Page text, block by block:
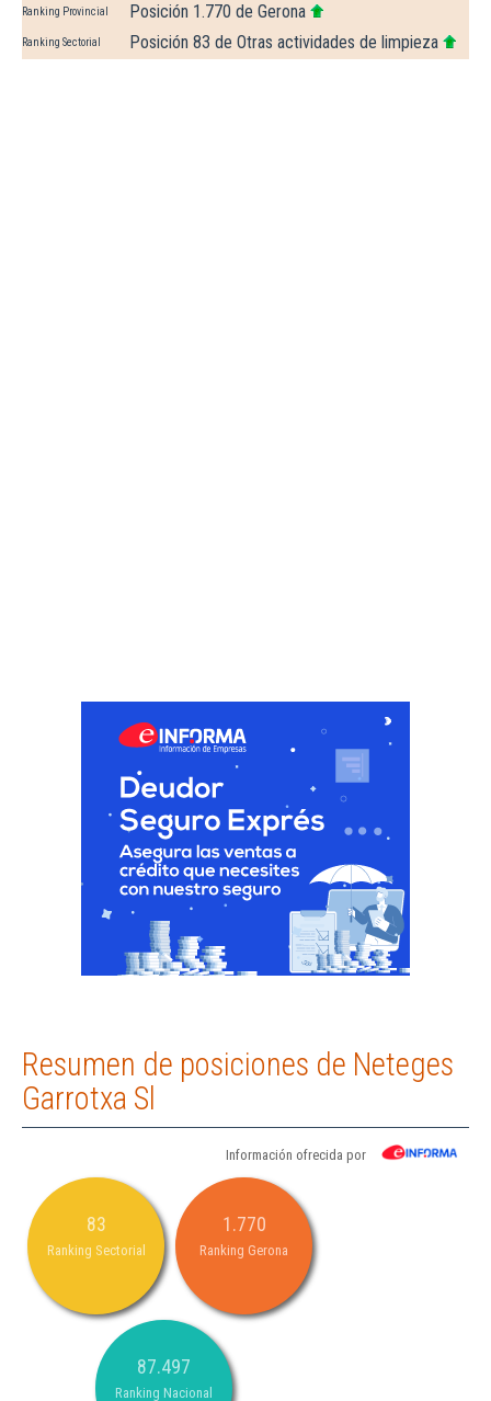
Ranking Provincial Posición 1.770 de Gerona
Ranking Sectorial Posición 83 de Otras actividades de limpieza
Resumen de posiciones de Neteges
Garrotxa Sl
Información ofrecida por
83
Ranking Sectorial
1.770
Ranking Gerona
87.497
Ranking Nacional